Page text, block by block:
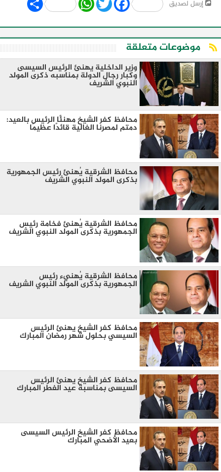
إرسل لصديق
موضوعات متعلقة
وزير الداخلية يهنئ الرئيس السيسى
وكبار رجال الدولة بمناسبه ذكرى المولد
النبوي الشريف
محافظ كفر الشيخ مهنئًا الرئيس بالعيد:
دمتم لمصرنا الغالية قائدًا عظيمًا
محافظ الشرقية يُهنئ رئيس الجمهورية
بذكرى المولد النبوي الشريف
محافظ الشرقية يُهنئ فخامة رئيس
الجمهورية بذكرى المولد النبوي الشريف
محافظ الشرقية يُهنيء رئيس
الجمهورية بذكرى المولد النبوي الشريف
محافظ كفر الشيخ يهنئ الرئيس
السيسي بحلول شهر رمضان المبارك
محافظ كفر الشيخ يهنئ الرئيس
السيسى بمناسبة عيد الفطر المبارك
محافظ كفر الشيخ الرئيس السيسى
بعيد الأضحي المبارك